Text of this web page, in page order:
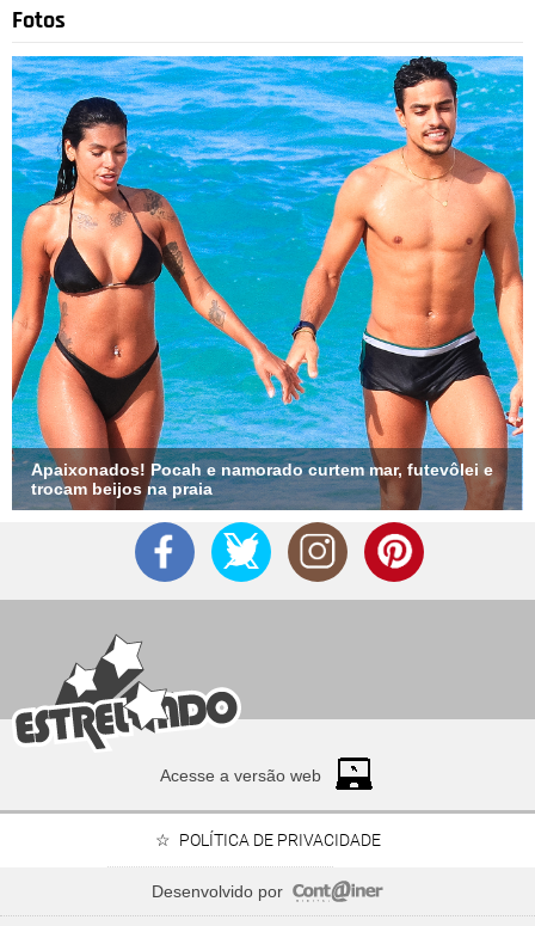
Fotos
Apaixonados! Pocah e namorado curtem mar, futevôlei e
trocam beijos na praia
Acesse a versão web
POLÍTICA DE PRIVACIDADE
Desenvolvido por